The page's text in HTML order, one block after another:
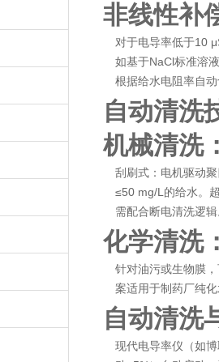
非线性补
对于电导率低于10
如基于NaCl标准溶
根据给水电阻率自
自动清洗
机械清洗
刮刷式：电机驱动
≤50 mg/L的给水。
需配合断电清洗逻
化学清洗
针对油污或生物膜
案适用于制药厂纯
自动清洗
现代电导率仪（如